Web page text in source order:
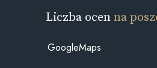
Liczba ocenna
GoogleMaps